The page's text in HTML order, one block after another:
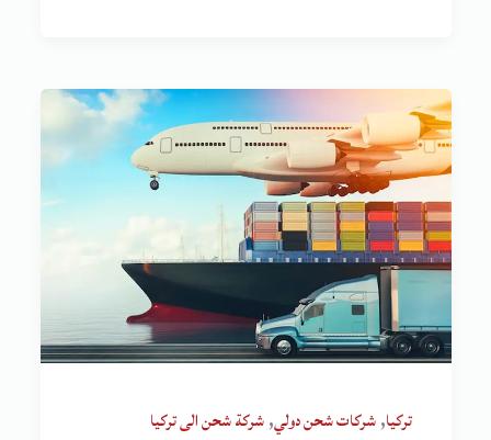
تركيا,شركات شحن دولي,شركة شحن الى تركيا